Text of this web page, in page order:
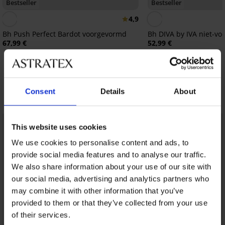
Consent Details About
This website uses cookies
We use cookies to personalise content and ads, to
provide social media features and to analyse our traffic.
We also share information about your use of our site with
our social media, advertising and analytics partners who
may combine it with other information that you’ve
provided to them or that they’ve collected from your use
of their services.
Bestseller
4,9
Bh Push Perfect Bardot voorgevormd
67,99 €
Bestseller
Bh DIVA by IVA niet-
52,99 €
Ontdek vergelijkbare stukken